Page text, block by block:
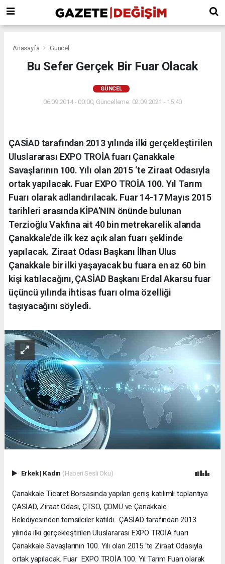
Anasayfa Güncel
Bu Sefer Gerçek Bir Fuar Olacak
GÜNCEL
06.09.2014 - 00:00, Güncelleme: 02.09.2021 - 15:40
ÇASİAD tarafından 2013 yılında ilki gerçekleştirilen
Uluslararası EXPO TROİA fuarı Çanakkale
Savaşlarının 100. Yılı olan 2015 ‘te Ziraat Odasıyla
ortak yapılacak. Fuar EXPO TROİA 100. Yıl Tarım
Fuarı olarak adlandırılacak. Fuar 14-17 Mayıs 2015
tarihleri arasında KİPA’NIN önünde bulunan
Terzioğlu Vakfına ait 40 bin metrekarelik alanda
Çanakkale’de ilk kez açık alan fuarı şeklinde
yapılacak. Ziraat Odası Başkanı İlhan Ulus
Çanakkale bir ilki yaşayacak bu fuara en az 60 bin
kişi katılacağını, ÇASİAD Başkanı Erdal Akarsu fuar
üçüncü yılında ihtisas fuarı olma özelliği
taşıyacağını söyledi.
Erkek| Kadın (Haberi Sesli Oku)
Çanakkale Ticaret Borsasında yapılan geniş katılımlı toplantıya
ÇASİAD, Ziraat Odası, ÇTSO, ÇOMÜ ve Çanakkale
Belediyesinden temsilciler katıldı. ÇASİAD tarafından 2013
yılında ilki gerçekleştirilen Uluslararası EXPO TROİA fuarı
Çanakkale Savaşlarının 100. Yılı olan 2015 ‘te Ziraat Odasıyla
ortak yapılacak. Fuar EXPO TROİA 100. Yıl Tarım Fuarı olarak